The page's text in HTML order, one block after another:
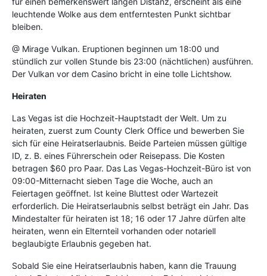
leuchtende Wolke aus dem entferntesten Punkt sichtbar
bleiben.
@ Mirage Vulkan. Eruptionen beginnen um 18:00 und
stündlich zur vollen Stunde bis 23:00 (nächtlichen) ausführen.
Der Vulkan vor dem Casino bricht in eine tolle Lichtshow.
Heiraten
Las Vegas ist die Hochzeit-Hauptstadt der Welt. Um zu
heiraten, zuerst zum County Clerk Office und bewerben Sie
sich für eine Heiratserlaubnis. Beide Parteien müssen gültige
ID, z. B. eines Führerschein oder Reisepass. Die Kosten
betragen $60 pro Paar. Das Las Vegas-Hochzeit-Büro ist von
09:00-Mitternacht sieben Tage die Woche, auch an
Feiertagen geöffnet. Ist keine Bluttest oder Wartezeit
erforderlich. Die Heiratserlaubnis selbst beträgt ein Jahr. Das
Mindestalter für heiraten ist 18; 16 oder 17 Jahre dürfen alte
heiraten, wenn ein Elternteil vorhanden oder notariell
beglaubigte Erlaubnis gegeben hat.
Sobald Sie eine Heiratserlaubnis haben, kann die Trauung